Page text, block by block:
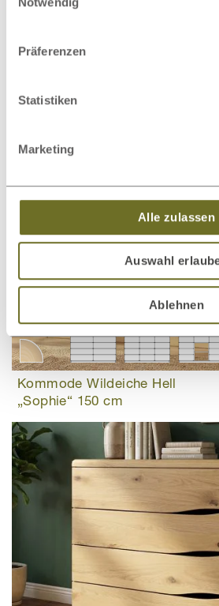
Präferenzen
Statistiken
Marketing
Alle zulassen
Auswahl
Ablehnen
„Marlon“ 50 cm
Kommode Wildeiche Hell
„Sophie“ 150 cm